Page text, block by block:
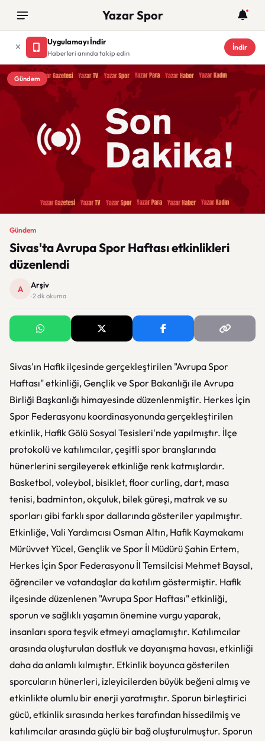
Yazar Spor
Uygulamayı İndir
Haberleri anında takip edin
İndir
Gündem
Gündem
Sivas'ta Avrupa Spor Haftası etkinlikleri
düzenlendi
A Arşiv
· 2 dk okuma
Sivas'ın Hafik ilçesinde gerçekleştirilen "Avrupa Spor
Haftası" etkinliği, Gençlik ve Spor Bakanlığı ile Avrupa
Birliği Başkanlığı himayesinde düzenlenmiştir. Herkes İçin
Spor Federasyonu koordinasyonunda gerçekleştirilen
etkinlik, Hafik Gölü Sosyal Tesisleri'nde yapılmıştır. İlçe
protokolü ve katılımcılar, çeşitli spor branşlarında
hünerlerini sergileyerek etkinliğe renk katmışlardır.
Basketbol, voleybol, bisiklet, floor curling, dart, masa
tenisi, badminton, okçuluk, bilek güreşi, matrak ve su
sporları gibi farklı spor dallarında gösteriler yapılmıştır.
Etkinliğe, Vali Yardımcısı Osman Altın, Hafik Kaymakamı
Mürüvvet Yücel, Gençlik ve Spor İl Müdürü Şahin Ertem,
Herkes İçin Spor Federasyonu İl Temsilcisi Mehmet Baysal,
öğrenciler ve vatandaşlar da katılım göstermiştir. Hafik
ilçesinde düzenlenen "Avrupa Spor Haftası" etkinliği,
sporun ve sağlıklı yaşamın önemine vurgu yaparak,
insanları spora teşvik etmeyi amaçlamıştır. Katılımcılar
arasında oluşturulan dostluk ve dayanışma havası, etkinliği
daha da anlamlı kılmıştır. Etkinlik boyunca gösterilen
sporcuların hünerleri, izleyicilerden büyük beğeni almış ve
etkinlikte olumlu bir enerji yaratmıştır. Sporun birleştirici
gücü, etkinlik sırasında herkes tarafından hissedilmiş ve
katılımcılar arasında güçlü bir bağ oluşturulmuştur. Sporun